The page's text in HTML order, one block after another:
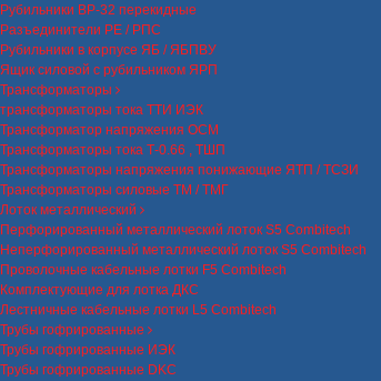
Рубильники ВР-32 перекидные
Разъединители РЕ / РПС
Рубильники в корпусе ЯБ / ЯБПВУ
Ящик силовой с рубильником ЯРП
Трансформаторы
трансформаторы тока ТТИ ИЭК
Трансформатор напряжения ОСМ
Трансформаторы тока Т-0.66 , ТШП
Трансформаторы напряжения понижающие ЯТП / ТСЗИ
Трансформаторы силовые ТМ / ТМГ
Лоток металлический
Перфорированный металлический лоток S5 Combitech
Неперфорированный металлический лоток S5 Combitech
Проволочные кабельные лотки F5 Combitech
Комплектующие для лотка ДКС
Лестничные кабельные лотки L5 Combitech
Трубы гофрированные
Трубы гофрированные ИЭК
Трубы гофрированные DKC